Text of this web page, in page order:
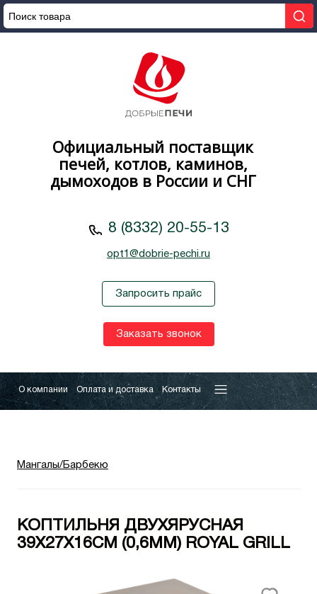
Официальный поставщик
печей, котлов, каминов,
дымоходов в России и СНГ
8 (8332) 20-55-13
opt1@dobrie-pechi.ru
Запросить прайс
Заказать звонок
О компании Оплата и доставка Контакты
Мангалы/Барбекю
КОПТИЛЬНЯ ДВУХЯРУСНАЯ
39Х27Х16СМ (0,6ММ) ROYAL GRILL